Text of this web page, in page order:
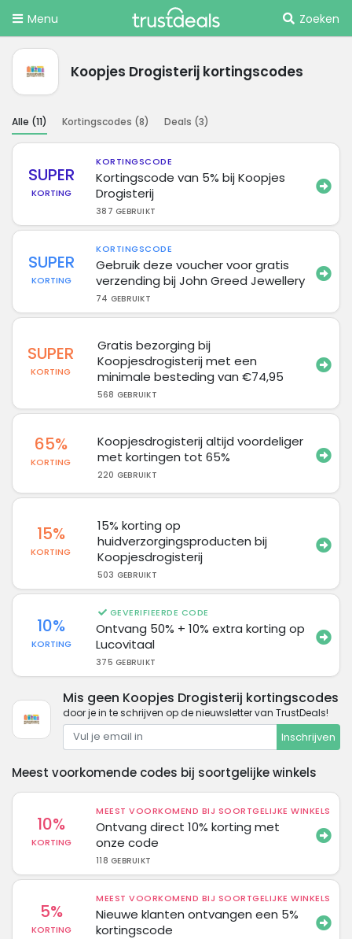
Menu Zoeken
Koopjes Drogisterij kortingscodes
Alle (11) Kortingscodes (8) Deals (3)
SUPER
KORTING
KORTINGSCODE
Kortingscode van 5% bij Koopjes
Drogisterij
387 GEBRUIKT
SUPER
KORTING
KORTINGSCODE
Gebruik deze voucher voor gratis
verzending bij John Greed Jewellery
74 GEBRUIKT
SUPER
KORTING
Gratis bezorging bij
Koopjesdrogisterij met een
minimale besteding van €74,95
568 GEBRUIKT
65%
KORTING
Koopjesdrogisterij altijd voordeliger
met kortingen tot 65%
220 GEBRUIKT
15%
KORTING
15% korting op
huidverzorgingsproducten bij
Koopjesdrogisterij
503 GEBRUIKT
10%
KORTING
GEVERIFIEERDE CODE
Ontvang 50% + 10% extra korting op
Lucovitaal
375 GEBRUIKT
Mis geen Koopjes Drogisterij kortingscodes
door je in te schrijven op de nieuwsletter van TrustDeals!
Inschrijven
Meest voorkomende codes bij soortgelijke winkels
10%
KORTING
MEEST VOORKOMEND BIJ SOORTGELIJKE WINKELS
Ontvang direct 10% korting met
onze code
118 GEBRUIKT
5%
KORTING
MEEST VOORKOMEND BIJ SOORTGELIJKE WINKELS
Nieuwe klanten ontvangen een 5%
kortingscode